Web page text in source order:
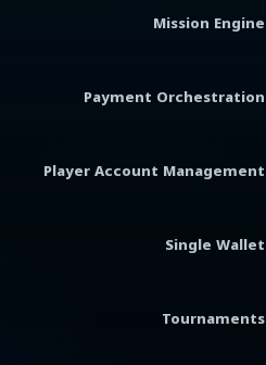
Mission Engine
Payment Orchestration
Player Account Management
Single Wallet
Tournaments